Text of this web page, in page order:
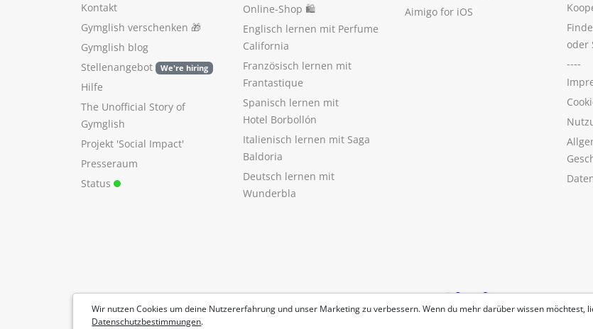
Wir nutzen Cookies um deine Nutzererfahrung und unser Marketing zu verbessern. Wenn du mehr darüber wissen möchtest,
Datenschutzbestimmungen.
Kontakt
Gymglish verschenken 🎁
Gymglish blog
Stellenangebot
We're hiring
Hilfe
The Unofficial Story of
Gymglish
Projekt 'Social Impact'
Presseraum
Status
Online-Shop 🛍
Englisch lernen mit Perfume
California
Französisch lernen mit
Frantastique
Spanisch lernen mit
Hotel Borbollón
Italienisch lernen mit Saga
Baldoria
Deutsch lernen mit
Wunderbla
Aimigo for iOS
oder
----